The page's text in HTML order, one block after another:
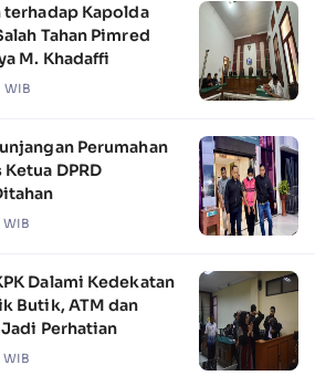
Kapolda
Tahan Pimred
M. Khadaffi
WIB
Perumahan
DPRD
WIB
Dalami Kedekatan
Butik, ATM dan
Perhatian
WIB